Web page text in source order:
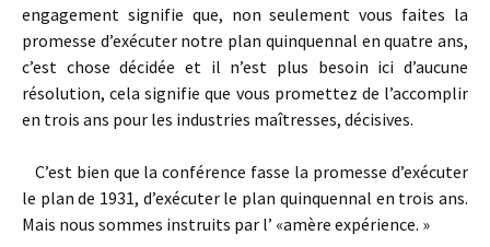
engagement signifie que, non seulement vous faites la
promesse d’exécuter notre plan quinquennal en quatre ans,
c’est chose décidée et il n’est plus besoin ici d’aucune
résolution, cela signifie que vous promettez de l’accomplir
en trois ans pour les industries maîtresses, décisives.
C’est bien que la conférence fasse la promesse d’exécuter
le plan de 1931, d’exécuter le plan quinquennal en trois ans.
Mais nous sommes instruits par l’ «amère expérience. »